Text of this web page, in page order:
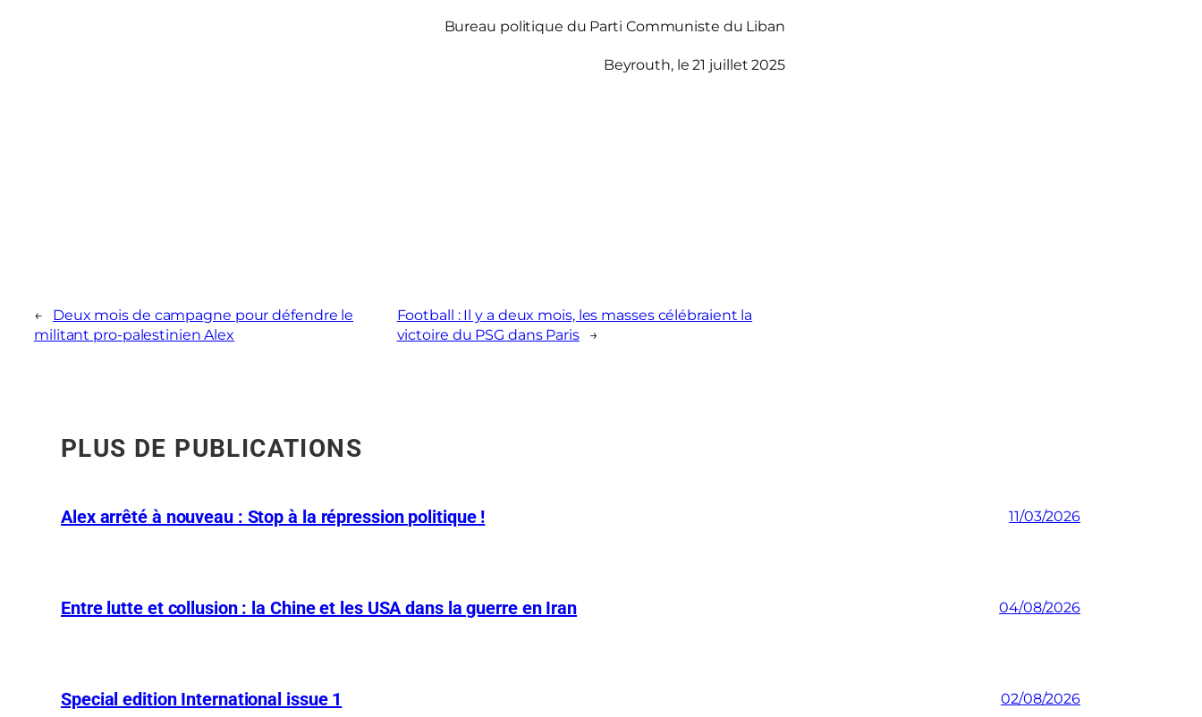
Bureau politique du Parti Communiste du Liban
Beyrouth, le 21 juillet 2025
←
Deux mois de campagne pour défendre le
militant pro-palestinien Alex
Football : Il y a deux mois, les masses célébraient la
victoire du PSG dans Paris
→
PLUS DE PUBLICATIONS
Alex arrêté à nouveau : Stop à la répression politique ! 11/03/2026
Entre lutte et collusion : la Chine et les USA dans la guerre en Iran 04/08/2026
Special edition International issue 1 02/08/2026